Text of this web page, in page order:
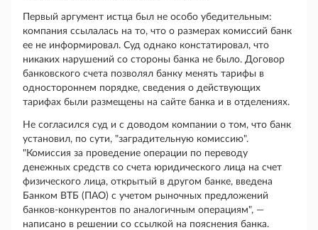
Первый аргумент истца был не особо убедительным:
компания ссылалась на то, что о размерах комиссий банк
ее не информировал. Суд однако констатировал, что
никаких нарушений со стороны банка не было. Договор
банковского счета позволял банку менять тарифы в
одностороннем порядке, сведения о действующих
тарифах были размещены на сайте банка и в отделениях.
Не согласился суд и с доводом компании о том, что банк
установил, по сути, "заградительную комиссию".
"Комиссия за проведение операции по переводу
денежных средств со счета юридического лица на счет
физического лица, открытый в другом банке, введена
Банком ВТБ (ПАО) с учетом рыночных предложений
банков-конкурентов по аналогичным операциям", —
написано в решении со ссылкой на пояснения банка.